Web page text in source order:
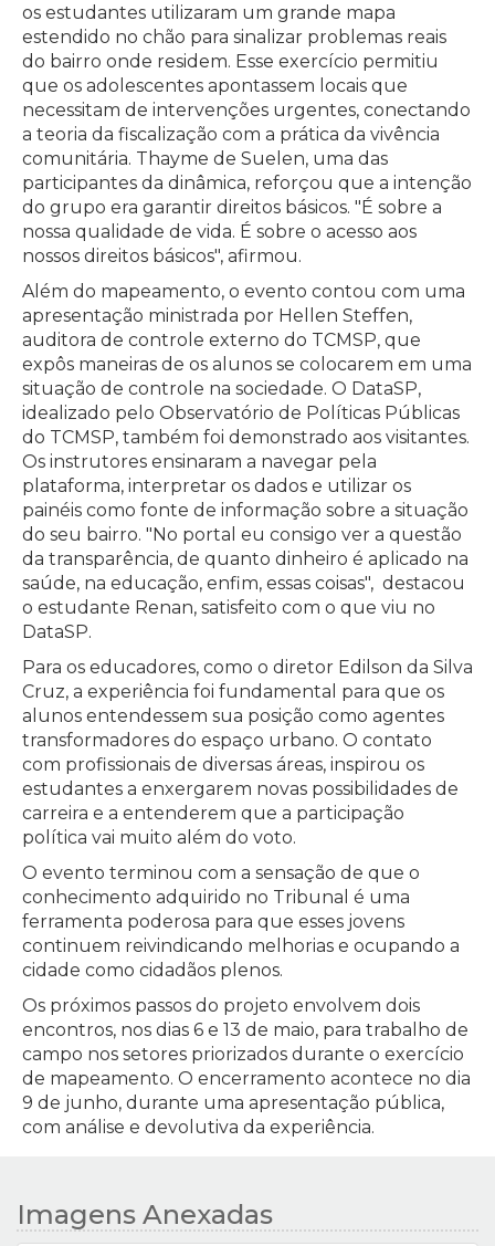
os estudantes utilizaram um grande mapa
estendido no chão para sinalizar problemas reais
do bairro onde residem. Esse exercício permitiu
que os adolescentes apontassem locais que
necessitam de intervenções urgentes, conectando
a teoria da fiscalização com a prática da vivência
comunitária. Thayme de Suelen, uma das
participantes da dinâmica, reforçou que a intenção
do grupo era garantir direitos básicos. "É sobre a
nossa qualidade de vida. É sobre o acesso aos
nossos direitos básicos", afirmou.
Além do mapeamento, o evento contou com uma
apresentação ministrada por Hellen Steffen,
auditora de controle externo do TCMSP, que
expôs maneiras de os alunos se colocarem em uma
situação de controle na sociedade. O DataSP,
idealizado pelo Observatório de Políticas Públicas
do TCMSP, também foi demonstrado aos visitantes.
Os instrutores ensinaram a navegar pela
plataforma, interpretar os dados e utilizar os
painéis como fonte de informação sobre a situação
do seu bairro. "No portal eu consigo ver a questão
da transparência, de quanto dinheiro é aplicado na
saúde, na educação, enfim, essas coisas", destacou
o estudante Renan, satisfeito com o que viu no
DataSP.
Para os educadores, como o diretor Edilson da Silva
Cruz, a experiência foi fundamental para que os
alunos entendessem sua posição como agentes
transformadores do espaço urbano. O contato
com profissionais de diversas áreas, inspirou os
estudantes a enxergarem novas possibilidades de
carreira e a entenderem que a participação
política vai muito além do voto.
O evento terminou com a sensação de que o
conhecimento adquirido no Tribunal é uma
ferramenta poderosa para que esses jovens
continuem reivindicando melhorias e ocupando a
cidade como cidadãos plenos.
Os próximos passos do projeto envolvem dois
encontros, nos dias 6 e 13 de maio, para trabalho de
campo nos setores priorizados durante o exercício
de mapeamento. O encerramento acontece no dia
9 de junho, durante uma apresentação pública,
com análise e devolutiva da experiência.
Imagens Anexadas